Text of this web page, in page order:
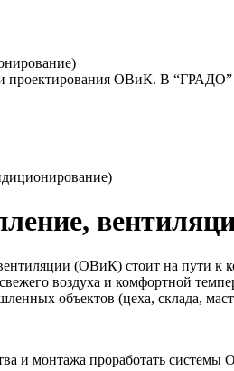
ОВиК. В “ГРАДО”
(ОВиК) стоит на пути
воздуха и комфортной
объектов (цеха, склада,
и монтажа проработать